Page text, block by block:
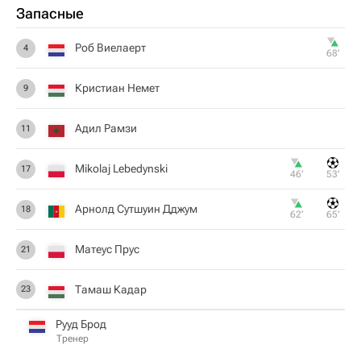
Запасные
4 Роб Виелаерт 68‎’‎
9 Кристиан Немет
11 Адил Рамзи
17 Mikolaj Lebedynski 46‎’‎ 53‎’‎
18 Арнолд Сутшуин Дджум 62‎’‎ 65‎’‎
21 Матеус Прус
23 Тамаш Кадар
Рууд Брод
Тренер